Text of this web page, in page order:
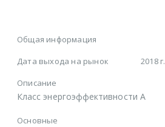
Общая информация
Дата выхода на рынок
2018 г.
Описание
Класс энергоэффективности A
Основные